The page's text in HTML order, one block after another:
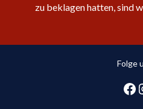
zu beklagen hatten, sind
Folge